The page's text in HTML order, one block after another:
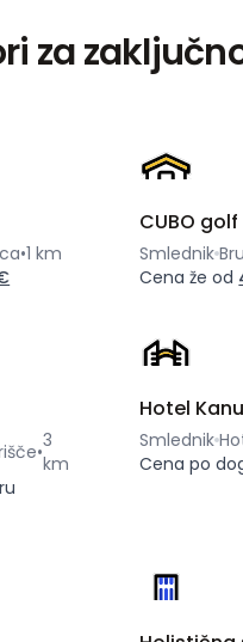
za
•1 km
CUBO golf
Smlednik
Cena že od
•3
km
Hotel Kanu
Smlednik
Cena po